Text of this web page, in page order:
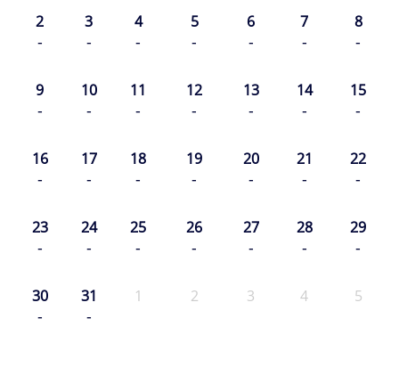
2
-
3
-
4
-
5
-
6
-
7
-
8
-
9
-
10
-
11
-
12
-
13
-
14
-
15
-
16
-
17
-
18
-
19
-
20
-
21
-
22
-
23
-
24
-
25
-
26
-
27
-
28
-
29
-
30
-
31
-
1 2 3 4 5